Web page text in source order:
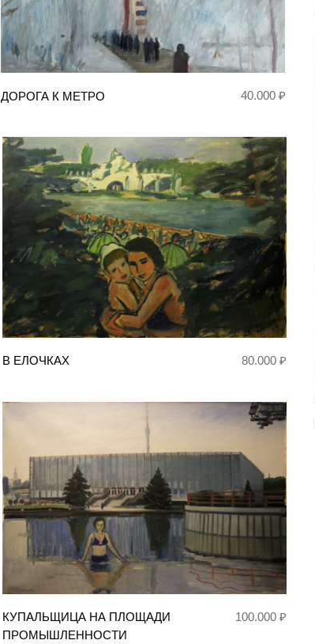
В ЕЛОЧКАХ 80.000 ₽
ДОРОГА К МЕТРО 40.000 ₽
КУПАЛЬЩИЦА НА ПЛОЩАДИ
ПРОМЫШЛЕННОСТИ
100.000 ₽